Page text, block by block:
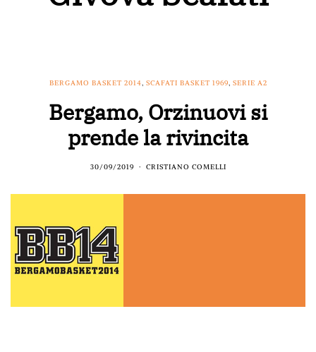
BERGAMO BASKET 2014, SCAFATI BASKET 1969, SERIE A2
Bergamo, Orzinuovi si
prende la rivincita
30/09/2019 CRISTIANO COMELLI